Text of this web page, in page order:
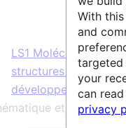
LS1 Molécules de la
structures et
développement,
et/ou mots
With
and
targeted
your
can
privacy